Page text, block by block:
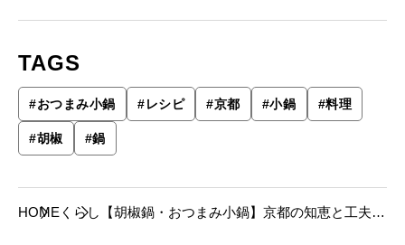
TAGS
#おつまみ小鍋 #レシピ #京都 #小鍋 #料理
#胡椒 #鍋
HOME くらし
【胡椒鍋・おつまみ小鍋】京都の知恵と工夫